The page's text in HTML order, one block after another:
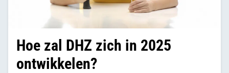
Hoe zal DHZ zich in 2025
ontwikkelen?